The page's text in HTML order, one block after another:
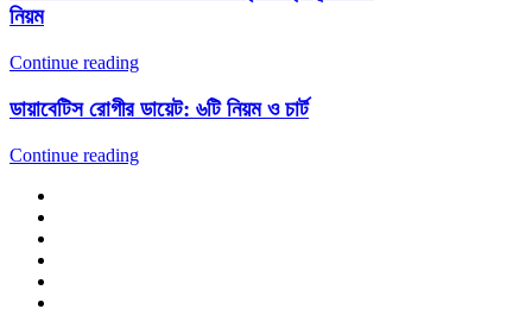
নিয়ম
Continue reading
ডায়াবেটিস রোগীর ডায়েট: ৬টি নিয়ম ও চার্ট
Continue reading